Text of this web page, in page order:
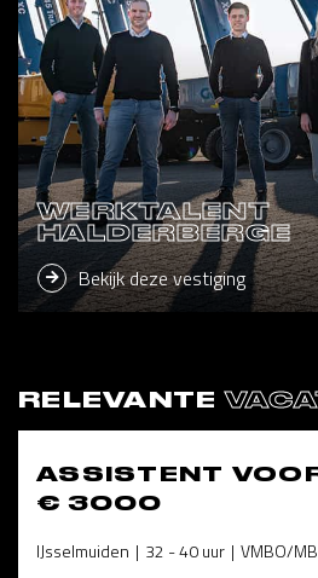
WERKTALENT
HALDERBERGE
Bekijk deze vestiging
RELEVANTE
ASSISTENT
€ 3000
IJsselmuiden 32 - 40 uur VMBO/